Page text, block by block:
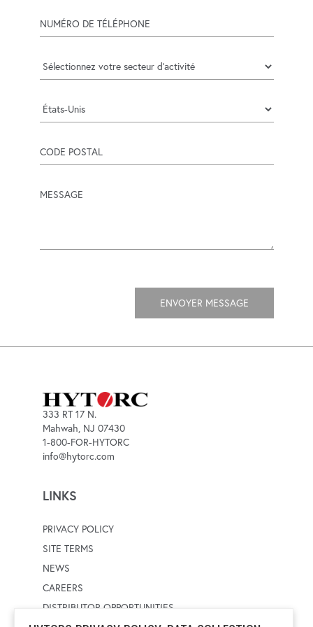
numéro de téléphone
industry
code postal
message
333 RT 17 N.
Mahwah, NJ 07430
1-800-FOR-HYTORC
info@hytorc.com
LINKS
PRIVACY POLICY
SITE TERMS
NEWS
CAREERS
DISTRIBUTOR OPPORTUNITIES